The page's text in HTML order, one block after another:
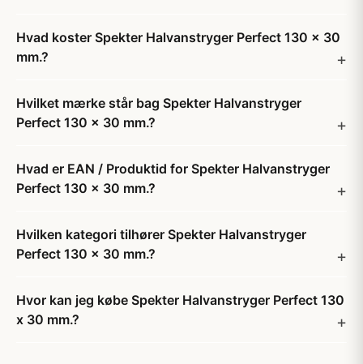
Hvad koster Spekter Halvanstryger Perfect 130 x 30
mm.?
Hvilket mærke står bag Spekter Halvanstryger
Perfect 130 x 30 mm.?
Hvad er EAN / Produktid for Spekter Halvanstryger
Perfect 130 x 30 mm.?
Hvilken kategori tilhører Spekter Halvanstryger
Perfect 130 x 30 mm.?
Hvor kan jeg købe Spekter Halvanstryger Perfect 130
x 30 mm.?